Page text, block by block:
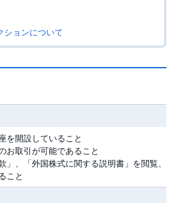
ションについて
を開設していること
お取引が可能であること
」、「外国株式に関する説明書」を閲覧、
こと